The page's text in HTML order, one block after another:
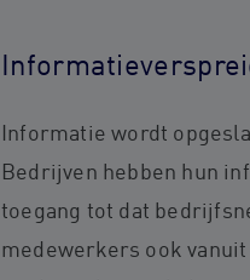
Informatie wordt
Bedrijven hebben hun
toegang tot dat
medewerkers ook